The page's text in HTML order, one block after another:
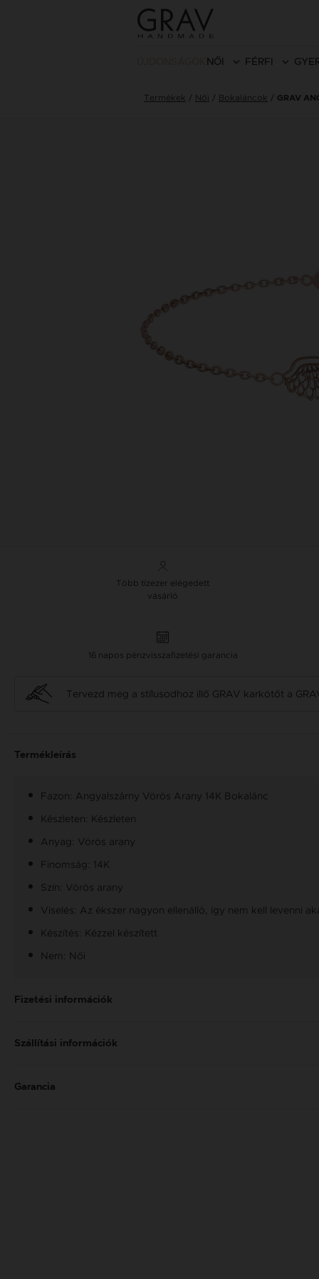
NŐI FÉRFI
Termékek Női Bokaláncok GRAV
Több tízezer elégedett
vásárló
16 napos pénzvisszafizetési garancia
Tervezd meg a stílusodhoz illő GRAV karkötőt a
Termékleírás
Fazon: Angyalszárny Vörös Arany 14K Bokalánc
Készleten: Készleten
Anyag: Vörös arany
Finomság: 14K
Szín: Vörös arany
Viselés: Az ékszer nagyon ellenálló, így nem kell levenni
Készítés: Kézzel készített
Nem: Női
Fizetési információk
Szállítási információk
Garancia